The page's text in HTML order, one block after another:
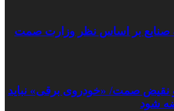
صنایع بر اساس نظر وزارت صمت
نقیض صمت/ «خودروی برقی» نباید
شود